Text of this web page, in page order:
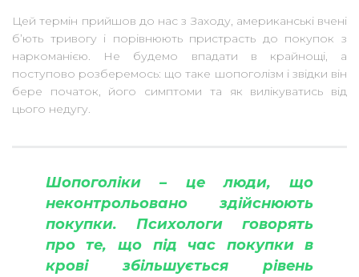
Цей термін прийшов до нас з Заходу, американські вчені
б’ють тривогу і порівнюють пристрасть до покупок з
наркоманією. Не будемо впадати в крайнощі, а
поступово розберемось: що таке шопоголізм і звідки він
бере початок, його симптоми та як вилікуватись від
цього недугу.
Шопоголіки – це люди, що
неконтрольовано здійснюють
покупки. Психологи говорять
про те, що під час покупки в
крові збільшується рівень